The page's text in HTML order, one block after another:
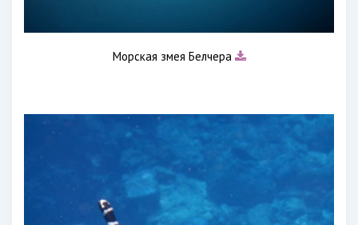
Морская змея Белчера